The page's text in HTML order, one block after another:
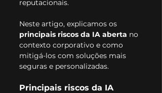
reputacionais.
Neste artigo, explicamos os
principais riscos da IA aberta no
contexto corporativo e como
mitigá-los com soluções mais
seguras e personalizadas.
Principais riscos da IA